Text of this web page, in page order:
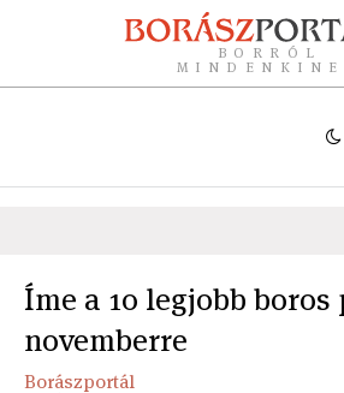
BORRÓL
Íme a 10 legjobb
novemberre
Borászportál